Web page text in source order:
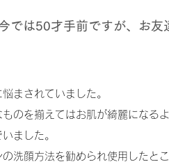
では50才手前ですが、お友
まされていました。
のを揃えてはお肌が綺麗にな
ました。
洗顔方法を勧められ使用したと